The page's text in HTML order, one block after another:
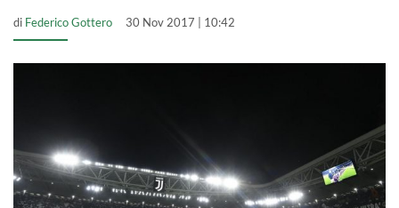
di Federico Gottero 30 Nov 2017 | 10:42